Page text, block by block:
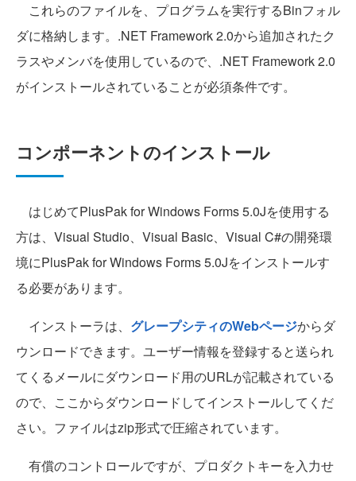
これらのファイルを、プログラムを実行するBinフォル
ダに格納します。.NET Framework 2.0から追加されたク
ラスやメンバを使用しているので、.NET Framework 2.0
がインストールされていることが必須条件です。
コンポーネントのインストール
はじめてPlusPak for Windows Forms 5.0Jを使用する
方は、Visual Studio、Visual Basic、Visual C#の開発環
境にPlusPak for Windows Forms 5.0Jをインストールす
る必要があります。
インストーラは、 グレープシティのWebページからダ
ウンロードできます。ユーザー情報を登録すると送られ
てくるメールにダウンロード用のURLが記載されている
ので、ここからダウンロードしてインストールしてくだ
さい。ファイルはzip形式で圧縮されています。
有償のコントロールですが、プロダクトキーを入力せ